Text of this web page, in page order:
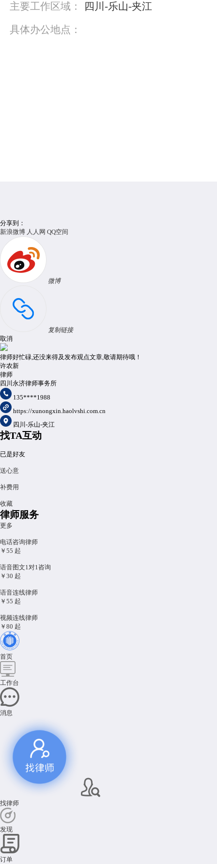
主要工作区域：
四川-乐山-夹江
具体办公地点：
分享到：
新浪微博 人人网 QQ空间
微博
复制链接
取消
律师好忙碌,还没来得及发布观点文章,敬请期待哦！
许农新
律师
四川永济律师事务所
135****1988
https://xunongxin.haolvshi.com.cn
四川-乐山-夹江
找TA互动
已是好友
送心意
补费用
收藏
律师服务
更多
电话咨询律师
￥55 起
语音图文1对1咨询
￥30 起
语音连线律师
￥55 起
视频连线律师
￥80 起
首页
工作台
消息
找律师
发现
订单